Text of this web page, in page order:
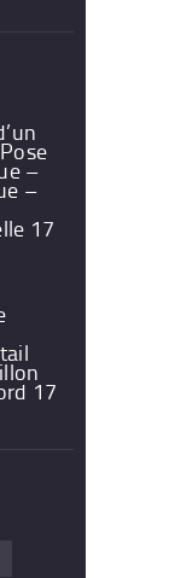
–
–
17
17